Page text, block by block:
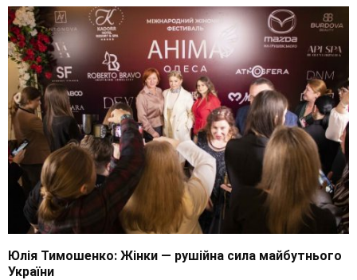
Юлія Тимошенко: Жінки — рушійна сила майбутнього
України